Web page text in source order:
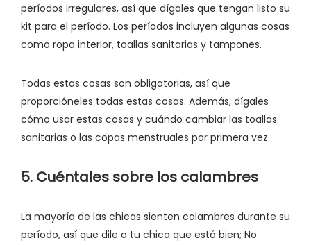
períodos irregulares, así que dígales que tengan listo su
kit para el período. Los períodos incluyen algunas cosas
como ropa interior, toallas sanitarias y tampones.
Todas estas cosas son obligatorias, así que
proporcióneles todas estas cosas. Además, dígales
cómo usar estas cosas y cuándo cambiar las toallas
sanitarias o las copas menstruales por primera vez.
5. Cuéntales sobre los calambres
La mayoría de las chicas sienten calambres durante su
período, así que dile a tu chica que está bien; No